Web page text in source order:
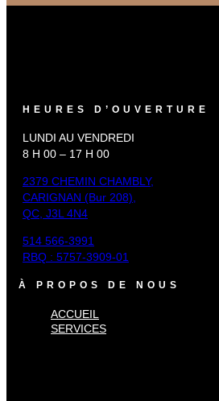
HEURES D’OUVERTURE
LUNDI AU VENDREDI
8 H 00 – 17 H 00
2379 CHEMIN CHAMBLY,
CARIGNAN (Bur 208),
QC, J3L 4N4
514 566-3991
RBQ : 5757-3909-01
À PROPOS DE NOUS
ACCUEIL
SERVICES